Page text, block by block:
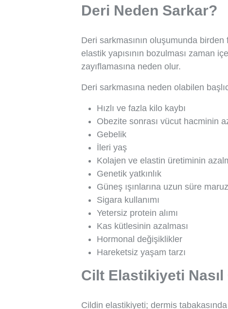
Deri Neden Sarkar?
Deri sarkmasının oluşumunda
elastik yapısının bozulması zaman
zayıflamasına neden olur.
Deri sarkmasına neden olabilen
Hızlı ve fazla kilo kaybı
Obezite sonrası vücut hacminin
Gebelik
İleri yaş
Kolajen ve elastin üretiminin
Genetik yatkınlık
Güneş ışınlarına uzun süre
Sigara kullanımı
Yetersiz protein alımı
Kas kütlesinin azalması
Hormonal değişiklikler
Hareketsiz yaşam tarzı
Cilt Elastikiyeti Nasıl
Cildin elastikiyeti; dermis